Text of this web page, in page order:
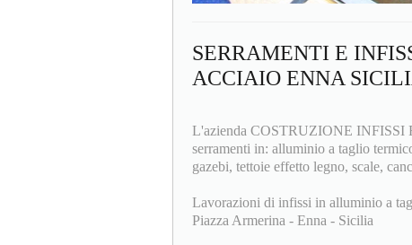
SERRAMENTI E
ACCIAIO ENNA
L'azienda COSTRUZIONE INFISSI
serramenti in: alluminio a taglio
gazebi, tettoie effetto legno, scale,
Lavorazioni di infissi in alluminio a
Piazza Armerina - Enna - Sicilia